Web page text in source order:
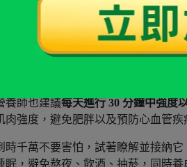
山藥、花椰菜、芹菜、蘆筍及全穀
激素缺乏時，可以扮演雌激素的
養師也建議每天進行 30 分鐘中強度
強度，避免肥胖以及預防心血管疾
時千萬不要害怕，試著瞭解並接納
，避免熬夜、飲酒、抽菸，同時